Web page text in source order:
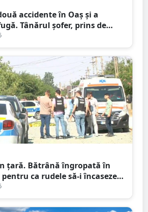
accidente în Oaș și a
Tânărul șofer, prins de
Încălcări grave ale
țară. Bătrână îngropată în
ca rudele să-i încaseze